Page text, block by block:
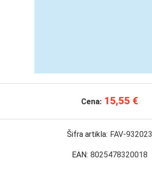
Cena: 15,55 €
Šifra artikla: FAV-932023
EAN: 8025478320018